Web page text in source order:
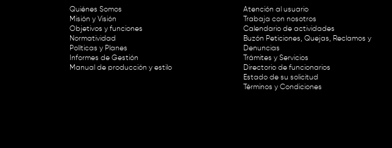
Quiénes Somos
Misión y Visión
Objetivos y funciones
Normatividad
Políticas y Planes
Informes de Gestión
Manual de producción y estilo
Atención al usuario
Trabaja con nosotros
Calendario de actividades
Buzón Peticiones, Quejas, Reclamos y
Denuncias
Trámites y Servicios
Directorio de funcionarios
Estado de su solicitud
Términos y Condiciones